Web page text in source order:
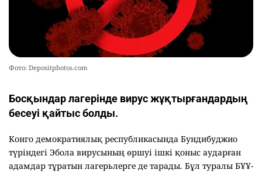
Фото: Depositphotos.com
Босқындар лагерінде вирус жұқтырғандардың
бесеуі қайтыс болды.
Конго демократиялық республикасында Бундибуджио
түріндегі Эбола вирусының өршуі ішкі қоныс аударған
адамдар тұратын лагерьлерге де тарады. Бұл туралы БҰҰ-